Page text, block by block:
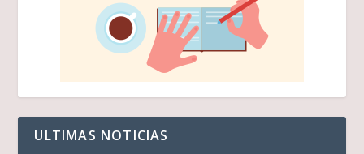
ULTIMAS NOTICIAS